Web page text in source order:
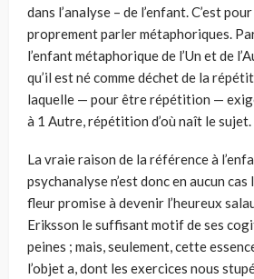
dans l’analyse – de l’enfant. C’est
proprement parler métaphoriques.
l’enfant métaphorique de l’Un et de
qu’il est né comme déchet de la
laquelle — pour être répétition — exige
à 1 Autre, répétition d’où naît le sujet.
La vraie raison de la référence à
psychanalyse n’est donc en aucun cas
fleur promise à devenir l’heureux
Eriksson le suffisant motif de ses
peines ; mais, seulement, cette
l’objet a, dont les exercices nous